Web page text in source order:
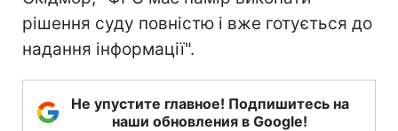
рішення суду повністю і вже готується до
надання інформації".
Не упустите главное! Подпишитесь на
наши обновления в Google!